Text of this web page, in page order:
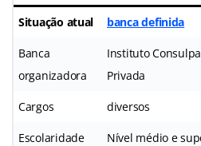
Situação atual banca definida
Banca
organizadora
Instituto
Privada
Cargos diversos
Escolaridade Nível médio e